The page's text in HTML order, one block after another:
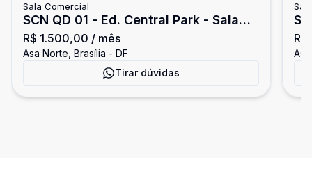
Sala Comercial
SCN QD 01 - Ed. Central Park - Sala
Comercial
R$ 1.500,00 / mês
Asa Norte, Brasília - DF
Tirar dúvidas